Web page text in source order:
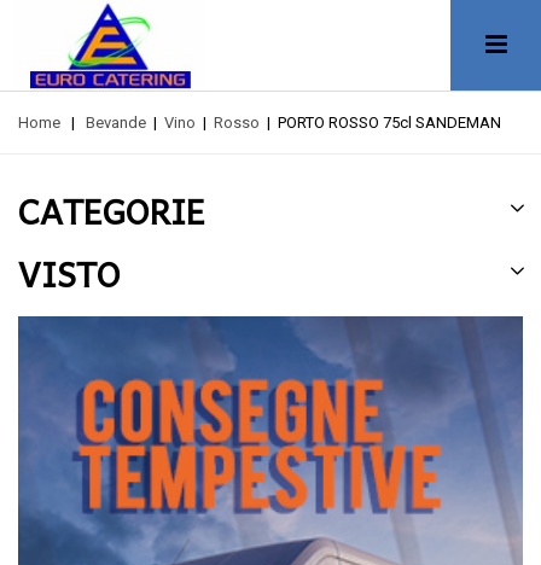
Home | Bevande | Vino | Rosso | PORTO ROSSO 75cl SANDEMAN
CATEGORIE
VISTO